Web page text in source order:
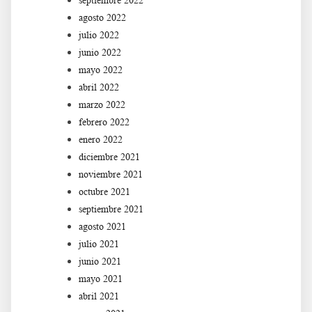
agosto 2022
julio 2022
junio 2022
mayo 2022
abril 2022
marzo 2022
febrero 2022
enero 2022
diciembre 2021
noviembre 2021
octubre 2021
septiembre 2021
agosto 2021
julio 2021
junio 2021
mayo 2021
abril 2021